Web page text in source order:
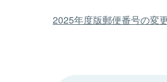
2025年度版郵便番号の変